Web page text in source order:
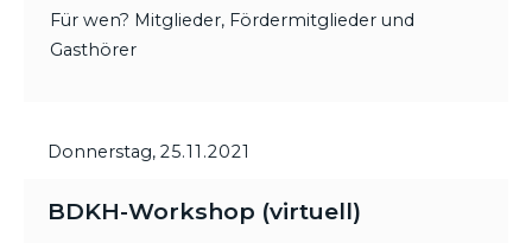
Für wen? Mitglieder, Fördermitglieder und
Gasthörer
Donnerstag, 25.11.2021
BDKH-Workshop (virtuell)